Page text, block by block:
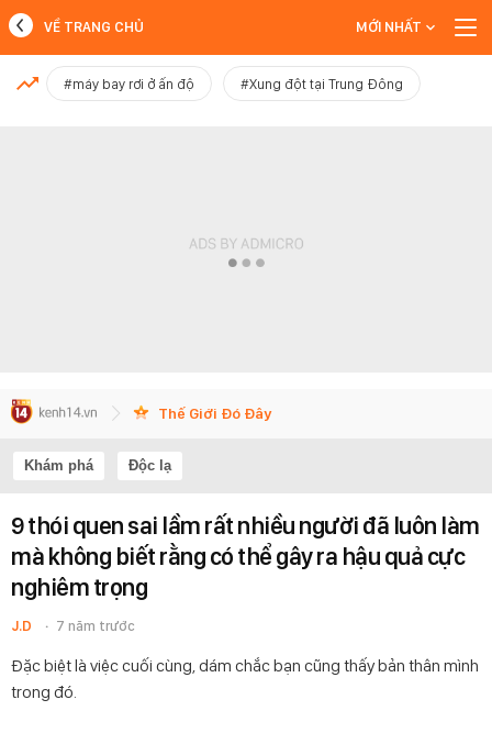
MỚI NHẤT
VỀ TRANG CHỦ MỚI NHẤT
#máy bay rơi ở ấn độ #Xung đột tại Trung Đông
Thế Giới Đó Đây
Khám phá Độc lạ
9 thói quen sai lầm rất nhiều người đã luôn làm
mà không biết rằng có thể gây ra hậu quả cực
nghiêm trọng
J.D 7 năm trước
Đặc biệt là việc cuối cùng, dám chắc bạn cũng thấy bản thân mình
trong đó.